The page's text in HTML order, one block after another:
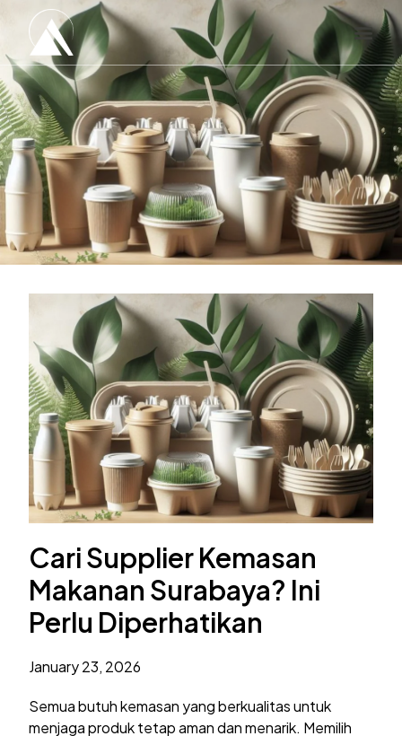
Cari Supplier Kemasan
Makanan Surabaya? Ini
Perlu Diperhatikan
January 23, 2026
Semua butuh kemasan yang berkualitas untuk
menjaga produk tetap aman dan menarik. Memilih